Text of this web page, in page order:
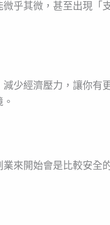
乎其微，甚至出現
少經濟壓力，讓你
來開始會是比較安